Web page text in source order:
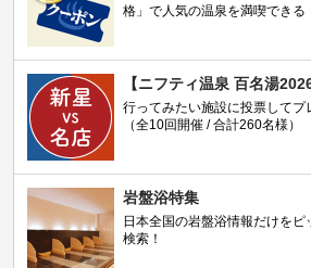
格」で人気の温泉を満喫できる
【ニフティ温泉 百名湯2026
行ってみたい施設に投票してプ
（全10回開催 / 合計260名様）
岩盤浴特集
日本全国の岩盤浴情報だけを
検索！